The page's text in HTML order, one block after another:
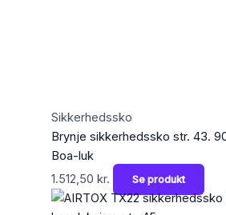
Sikkerhedssko
Brynje sikkerhedssko str. 43.
Boa-luk
1.512,50 kr. Se produkt